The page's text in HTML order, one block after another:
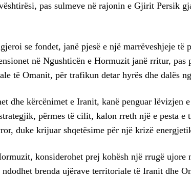
pas sulmeve në rajonin e Gjirit Persik
se fondet, janë pjesë e një marrëveshjeje të
në Ngushticën e Hormuzit janë rritur, pas
të Omanit, për trafikun detar hyrës dhe dalës
dhe kërcënimet e Iranit, kanë penguar lëvizjen
përmes të cilit, kalon rreth një e pesta e
duke krijuar shqetësime për një krizë
konsiderohet prej kohësh një rrugë ujore
ndodhet brenda ujërave territoriale të Iranit dhe